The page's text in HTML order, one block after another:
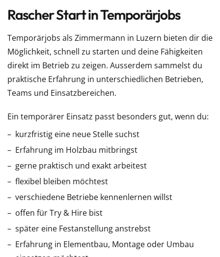
Rascher Start in Temporärjobs
Temporärjobs als Zimmermann in Luzern bieten dir die
Möglichkeit, schnell zu starten und deine Fähigkeiten
direkt im Betrieb zu zeigen. Ausserdem sammelst du
praktische Erfahrung in unterschiedlichen Betrieben,
Teams und Einsatzbereichen.
Ein temporärer Einsatz passt besonders gut, wenn du:
kurzfristig eine neue Stelle suchst
Erfahrung im Holzbau mitbringst
gerne praktisch und exakt arbeitest
flexibel bleiben möchtest
verschiedene Betriebe kennenlernen willst
offen für Try & Hire bist
später eine Festanstellung anstrebst
Erfahrung in Elementbau, Montage oder Umbau